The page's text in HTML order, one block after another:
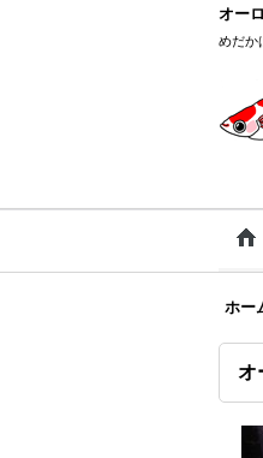
オー
めだか
ホー
オ